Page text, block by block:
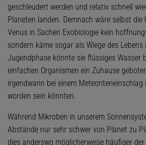
geschleudert werden und relativ schnell
Planeten landen. Demnach wäre selbst
Venus in Sachen Exobiologie kein
sondern käme sogar als Wiege des
Jugendphase könnte sie flüssiges Wasser
einfachen Organismen ein Zuhause
irgendwann bei einem Meteoriteneinschlag
worden sein könnten.
Während Mikroben in unserem
Abstände nur sehr schwer von Planet zu
dies anderswo möglicherweise häufiger